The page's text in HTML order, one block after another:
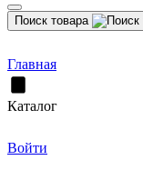
Поиск товара
Главная
Каталог
Войти